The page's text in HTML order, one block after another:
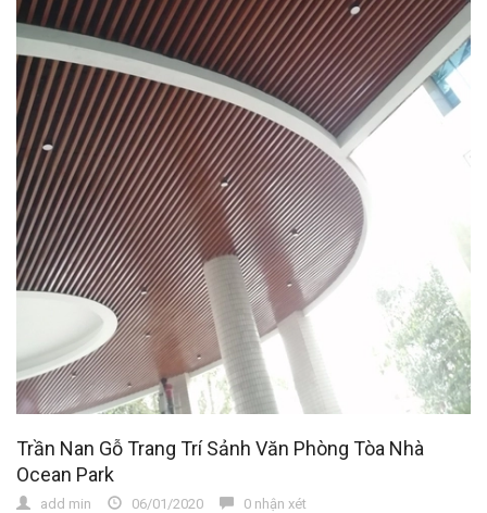
Trần Nan Gỗ Trang Trí Sảnh Văn Phòng Tòa Nhà
Ocean Park
add min 06/01/2020 0 nhận xét